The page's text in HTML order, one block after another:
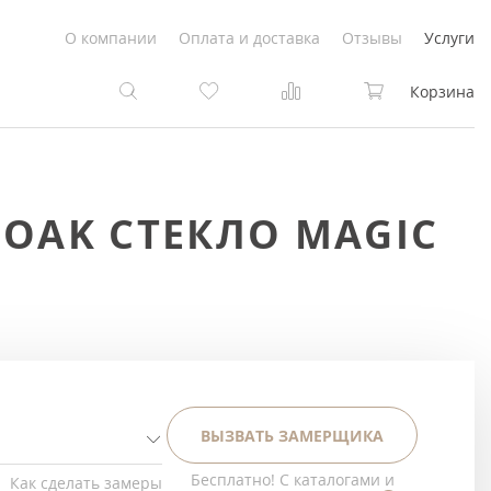
О компании Оплата и доставка Отзывы Услуги
Белые
под покраску
Корзина
СТЕКЛО MAGIC
Как сделать замеры
ВЫЗВАТЬ ЗАМЕРЩИКА
Бесплатно! С каталогами и